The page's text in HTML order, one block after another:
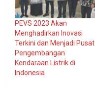
PEVS 2023 Akan
Menghadirkan Inovasi
Terkini dan Menjadi Pusat
Pengembangan
Kendaraan Listrik di
Indonesia